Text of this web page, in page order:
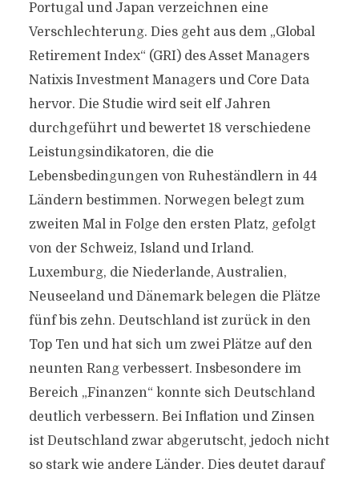
Portugal und Japan verzeichnen eine
Verschlechterung. Dies geht aus dem „Global
Retirement Index“ (GRI) des Asset Managers
Natixis Investment Managers und Core Data
hervor. Die Studie wird seit elf Jahren
durchgeführt und bewertet 18 verschiedene
Leistungsindikatoren, die die
Lebensbedingungen von Ruheständlern in 44
Ländern bestimmen. Norwegen belegt zum
zweiten Mal in Folge den ersten Platz, gefolgt
von der Schweiz, Island und Irland.
Luxemburg, die Niederlande, Australien,
Neuseeland und Dänemark belegen die Plätze
fünf bis zehn. Deutschland ist zurück in den
Top Ten und hat sich um zwei Plätze auf den
neunten Rang verbessert. Insbesondere im
Bereich „Finanzen“ konnte sich Deutschland
deutlich verbessern. Bei Inflation und Zinsen
ist Deutschland zwar abgerutscht, jedoch nicht
so stark wie andere Länder. Dies deutet darauf